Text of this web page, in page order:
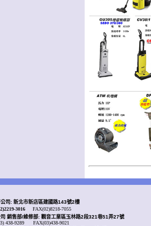
司: 新北市新店區建國路143號2樓
3016 FAX(02)8218-7055
銷售部/維修部: 觀音工業區玉林路2段321巷51弄27號
438-9289
FAX(03)438-9021